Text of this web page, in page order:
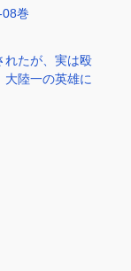
08巻
たが、実は殴
大陸一の英雄に